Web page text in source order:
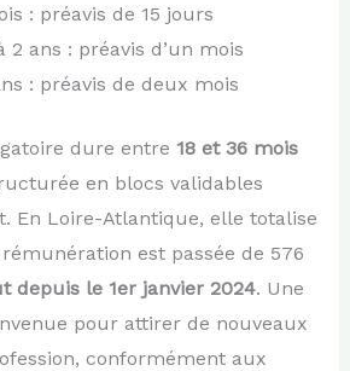
: préavis de 15 jours
2 ans : préavis d’un mois
: préavis de deux mois
dure entre 18 et 36 mois
en blocs validables
En Loire-Atlantique, elle totalise
est passée de 576
depuis le 1er janvier 2024. Une
pour attirer de nouveaux
conformément aux